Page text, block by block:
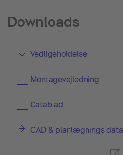
Downloads
Vedligeholdelse
Montagevejledning
Datablad
CAD & planlægnings data